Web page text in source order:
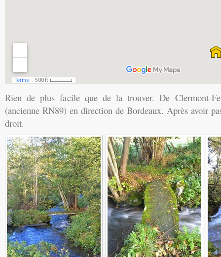
Rien de plus facile que de la trouver. De Clermont-
(ancienne RN89) en direction de Bordeaux. Après avoir
droit.